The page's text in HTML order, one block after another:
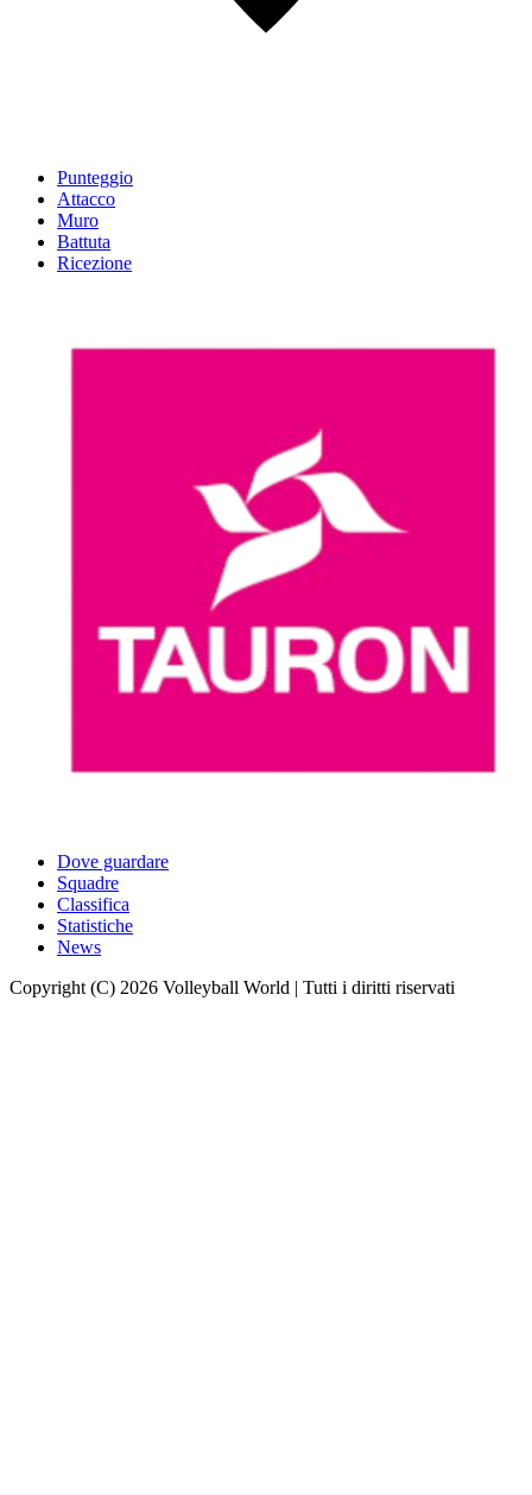
Punteggio
Attacco
Muro
Battuta
Ricezione
Dove guardare
Squadre
Classifica
Statistiche
News
Copyright (C) 2026 Volleyball World | Tutti i diritti riservati